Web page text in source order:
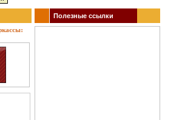
кино, театр, концерты, спектакли, гастроли,
Полезные ссылки